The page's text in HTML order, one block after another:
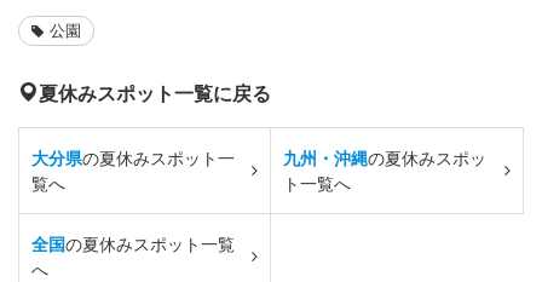
公園
夏休みスポット一覧に戻る
大分県の夏休みスポット一
覧へ
九州・沖縄の夏休みスポッ
ト一覧へ
全国の夏休みスポット一覧
へ